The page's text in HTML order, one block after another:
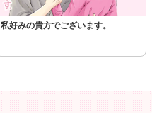
私好みの貴方でございます。